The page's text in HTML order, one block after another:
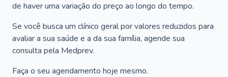
de haver uma variação do preço ao longo do tempo.
Se você busca um clínico geral por valores reduzidos para
avaliar a sua saúde e a da sua família, agende sua
consulta pela Medprev.
Faça o seu agendamento hoje mesmo.